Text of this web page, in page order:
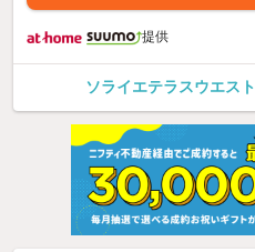
提供
ソライエテラスウエス